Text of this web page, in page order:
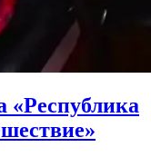
«Республика